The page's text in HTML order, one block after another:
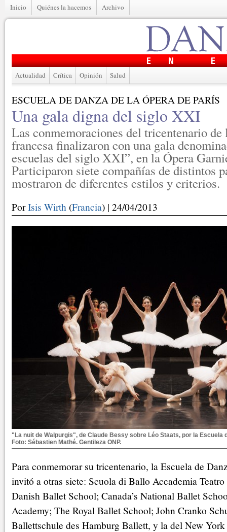
Inicio Quiénes la hacemos Archivo
Actualidad Crítica Opinión Salud
ESCUELA DE DANZA DE LA ÓPERA DE PARÍS
Una gala digna del siglo XXI
Las conmemoraciones del tricentenario de
francesa finalizaron con una gala
escuelas del siglo XXI”, en la Ópera
Participaron siete compañías de distintos
mostraron de diferentes estilos y criterios.
PorIsis Wirth (Francia) | 24/04/2013
"La nuit de Walpurgis", de Claude Bessy sobre Léo Staats, por la Escuela
Foto: Sébastien Mathé. Gentileza ONP.
Para conmemorar su tricentenario, la Escuela de
invitó a otras siete: Scuola di Ballo Accademia
Danish Ballet School; Canada’s National Ballet
Academy; The Royal Ballet School; John Cranko
Ballettschule des Hamburg Ballett, y la del New